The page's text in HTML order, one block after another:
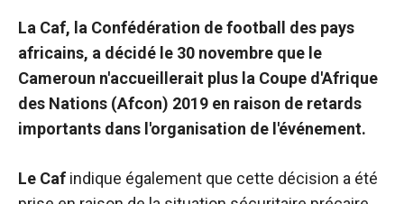
La Caf, la Confédération de football des pays
africains, a décidé le 30 novembre que le
Cameroun n'accueillerait plus la Coupe d'Afrique
des Nations (Afcon) 2019 en raison de retards
importants dans l'organisation de l'événement.
Le Caf indique également que cette décision a été
contenus et
des offres
personnalisés.